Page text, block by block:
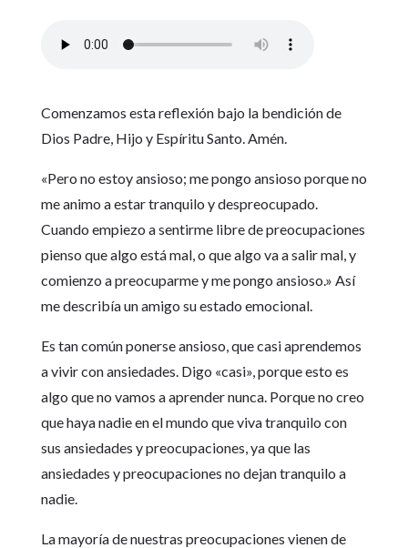
Comenzamos esta reflexión bajo la bendición de
Dios Padre, Hijo y Espíritu Santo. Amén.
«Pero no estoy ansioso; me pongo ansioso porque no
me animo a estar tranquilo y despreocupado.
Cuando empiezo a sentirme libre de preocupaciones
pienso que algo está mal, o que algo va a salir mal, y
comienzo a preocuparme y me pongo ansioso.» Así
me describía un amigo su estado emocional.
Es tan común ponerse ansioso, que casi aprendemos
a vivir con ansiedades. Digo «casi», porque esto es
algo que no vamos a aprender nunca. Porque no creo
que haya nadie en el mundo que viva tranquilo con
sus ansiedades y preocupaciones, ya que las
ansiedades y preocupaciones no dejan tranquilo a
nadie.
La mayoría de nuestras preocupaciones vienen de